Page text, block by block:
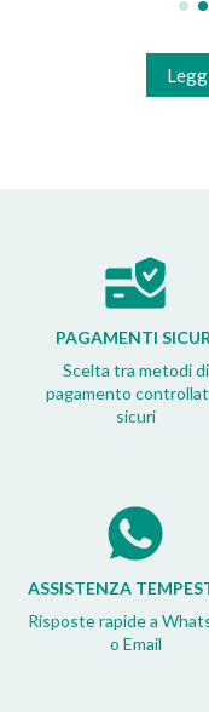
PAGAMENTI
Scelta tra metodi di
pagamento
sicuri
ASSISTENZA
Risposte rapide a
o Email